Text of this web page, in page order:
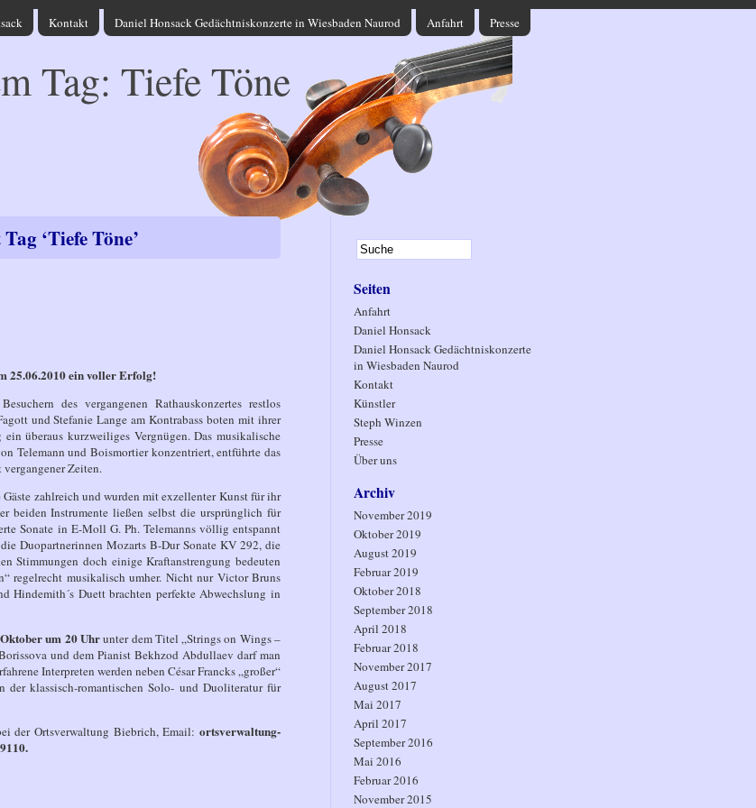
Kontakt Daniel Honsack Gedächtniskonzerte in Wiesbaden Naurod Anfahrt Presse
Tag: Tiefe Töne
‘Tiefe Töne’
25.06.2010 ein voller Erfolg!
des vergangenen Rathauskonzertes restlos
und Stefanie Lange am Kontrabass boten mit ihrer
überaus kurzweiliges Vergnügen. Das musikalische
Telemann und Boismortier konzentriert, entführte das
Zeiten.
zahlreich und wurden mit exzellenter Kunst für ihr
beiden Instrumente ließen selbst die ursprünglich für
Sonate in E-Moll G. Ph. Telemanns völlig entspannt
Duopartnerinnen Mozarts B-Dur Sonate KV 292, die
Stimmungen doch einige Kraftanstrengung bedeuten
regelrecht musikalisch umher. Nicht nur Victor Bruns
Hindemith´s Duett brachten perfekte Abwechslung in
um 20 Uhrunter dem Titel „Strings on Wings –
und dem Pianist Bekhzod Abdullaev darf man
Interpreten werden neben César Francks „großer“
der klassisch-romantischen Solo- und Duoliteratur für
der Ortsverwaltung Biebrich, Email: ortsverwaltung-
Seiten
Anfahrt
Daniel Honsack
Daniel Honsack Gedächtniskonzerte
in Wiesbaden Naurod
Kontakt
Künstler
Steph Winzen
Presse
Über uns
Archiv
November 2019
Oktober 2019
August 2019
Februar 2019
Oktober 2018
September 2018
April 2018
Februar 2018
November 2017
August 2017
Mai 2017
April 2017
September 2016
Mai 2016
Februar 2016
November 2015